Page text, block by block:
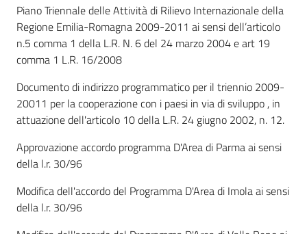
Piano Triennale delle Attività di Rilievo Internazionale della
Regione Emilia-Romagna 2009-2011 ai sensi dell’articolo
n.5 comma 1 della L.R. N. 6 del 24 marzo 2004 e art 19
comma 1 L.R. 16/2008
Documento di indirizzo programmatico per il triennio 2009-
20011 per la cooperazione con i paesi in via di sviluppo , in
attuazione dell'articolo 10 della L.R. 24 giugno 2002, n. 12.
Approvazione accordo programma D'Area di Parma ai sensi
della l.r. 30/96
Modifica dell'accordo del Programma D'Area di Imola ai sensi
della l.r. 30/96